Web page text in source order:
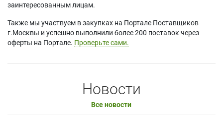
заинтересованным лицам.
Также мы участвуем в закупках на Портале Поставщиков
г.Москвы и успешно выполнили более 200 поставок через
оферты на Портале. Проверьте сами.
Новости
Все новости